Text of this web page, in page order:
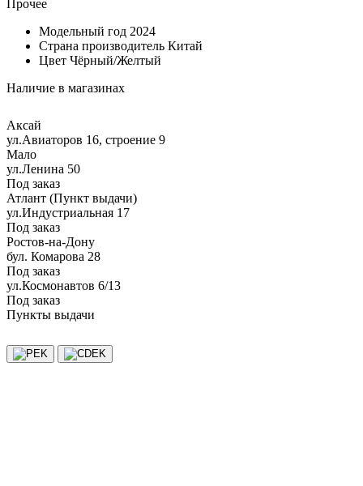
Прочее
Модельный год 2024
Страна производитель Китай
Цвет Чёрный/Желтый
Наличие в магазинах
Аксай
ул.Авиаторов 16, строение 9
Мало
ул.Ленина 50
Под заказ
Атлант (Пункт выдачи)
ул.Индустриальная 17
Под заказ
Ростов-на-Дону
бул. Комарова 28
Под заказ
ул.Космонавтов 6/13
Под заказ
Пункты выдачи